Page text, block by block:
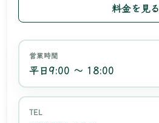
料金を見る
営業時間
平日9:00 ～ 18:00
TEL